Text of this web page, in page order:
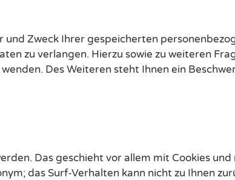
Zweck Ihrer gespeicherten
zu verlangen. Hierzu sowie zu weiteren
Des Weiteren steht Ihnen ein
Das geschieht vor allem mit Cookies
das Surf-Verhalten kann nicht zu Ihnen